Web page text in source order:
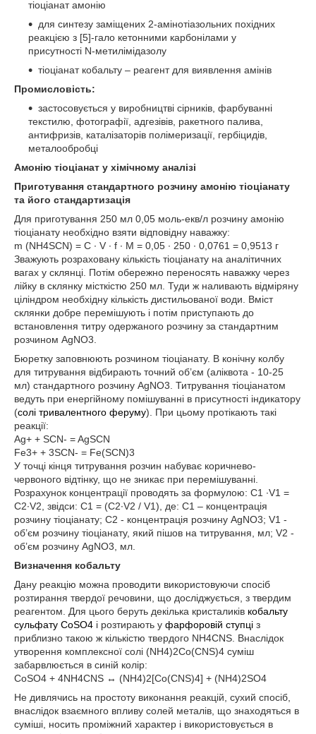
тіоціанат амонію
для синтезу заміщених 2-амінотіазольних похідних
реакцією з [5]-гало кетонними карбонілами у
присутності N-метилімідазолу
тіоціанат кобальту – реагент для виявлення амінів
Промисловість:
застосовується у виробництві сірників, фарбуванні
текстилю, фотографії, адгезівів, ракетного палива,
антифризів, каталізаторів полімеризації, гербіцидів,
металообробці
Амонію тіоціанат у хімічному аналізі
Приготування стандартного розчину амонію тіоціанату
та його стандартизація
Для приготування 250 мл 0,05 моль-екв/л розчину амонію
тіоціанату необхідно взяти відповідну наважку:
m (NH4SCN) = C ∙ V ∙ f ∙ M = 0,05 ∙ 250 ∙ 0,0761 = 0,9513 г
Зважують розраховану кількість тіоціанату на аналітичних
вагах у склянці. Потім обережно переносять наважку через
лійку в склянку місткістю 250 мл. Туди ж наливають відміряну
ціліндром необхідну кількість дистильованої води. Вміст
склянки добре перемішують і потім приступають до
встановлення титру одержаного розчину за стандартним
розчином AgNO3.
Бюретку заповнюють розчином тіоціанату. В конічну колбу
для титрування відбирають точний об’єм (аліквота - 10-25
мл) стандартного розчину AgNO3. Титрування тіоціанатом
ведуть при енергійному помішуванні в присутності індикатору
(солі тривалентного феруму). При цьому протікають такі
реакції:
Ag+ + SCN- = AgSCN
Fe3+ + 3SCN- = Fe(SCN)3
У точці кінця титрування розчин набуває коричнево-
червоного відтінку, що не зникає при перемішуванні.
Розрахунок концентрації проводять за формулою: C1 ∙V1 =
C2∙V2, звідси: C1 = (C2∙V2 / V1), де: С1 – концентрація
розчину тіоціанату; С2 - концентрація розчину AgNO3; V1 -
об’єм розчину тіоціанату, який пішов на титрування, мл; V2 -
об’єм розчину AgNO3, мл.
Визначення кобальту
Дану реакцію можна проводити використовуючи спосіб
розтирання твердої речовини, що досліджується, з твердим
реагентом. Для цього беруть декілька кристаликів кобальту
сульфату CoSO4 і розтирають у фарфоровій ступці з
приблизно такою ж кількістю твердого NH4CNS. Внаслідок
утворення комплексної солі (NH4)2Co(CNS)4 суміш
забарвлюється в синій колір:
CoSO4 + 4NH4CNS ↔ (NH4)2[Co(CNS)4] + (NH4)2SO4
Не дивлячись на простоту виконання реакцій, сухий спосіб,
внаслідок взаємного впливу солей металів, що знаходяться в
суміші, носить проміжний характер і використовується в